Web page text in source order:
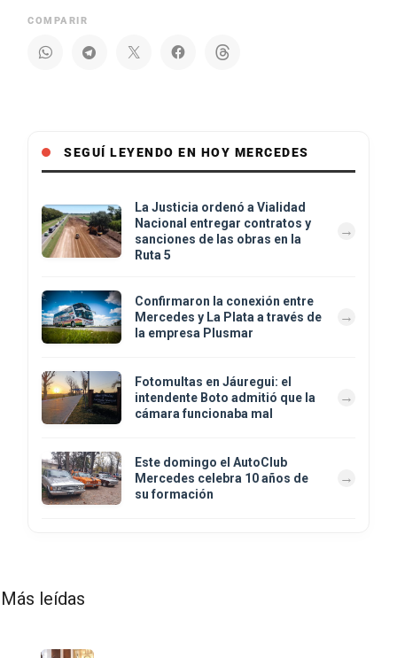
COMPARIR
SEGUÍ LEYENDO EN HOY MERCEDES
La Justicia ordenó a Vialidad
Nacional entregar contratos y
sanciones de las obras en la
Ruta 5
Confirmaron la conexión entre
Mercedes y La Plata a través de
la empresa Plusmar
Fotomultas en Jáuregui: el
intendente Boto admitió que la
cámara funcionaba mal
Este domingo el AutoClub
Mercedes celebra 10 años de
su formación
Más leídas